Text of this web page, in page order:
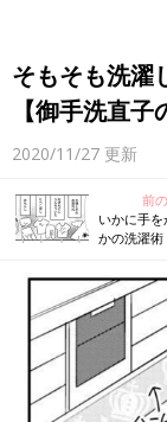
そもそも洗濯
【御手洗直
2020/11/27 更新
前
いかに手
かの洗濯術
記・お片